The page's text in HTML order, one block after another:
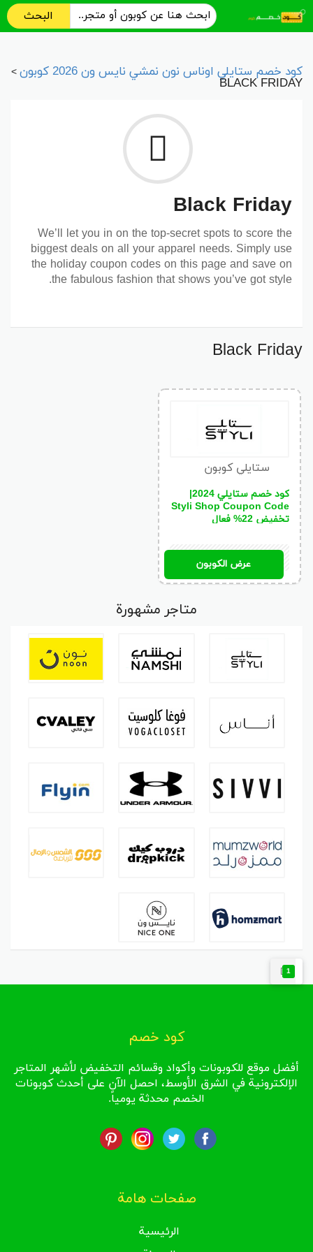
البحث
كود خصم ستايلي اوناس نون نمشي نايس ون 2026 كوبون >
BLACK FRIDAY
Black Friday
We’ll let you in on the top-secret spots to score the
biggest deals on all your apparel needs. Simply use
the holiday coupon codes on this page and save on
the fabulous fashion that shows you’ve got style.
Black Friday
1
ستايلي كوبون
كود خصم ستايلي 2024|
Styli Shop Coupon Code
تخفيض 22% فعال
عرض الكوبون
متاجر مشهورة
كود خصم
أفضل موقع للكوبونات وأكواد وقسائم التخفيض لأشهر المتاجر
الإلكترونية في الشرق الأوسط، احصل الآن على أحدث كوبونات
الخصم محدثة يومياً.
صفحات هامة
الرئيسية